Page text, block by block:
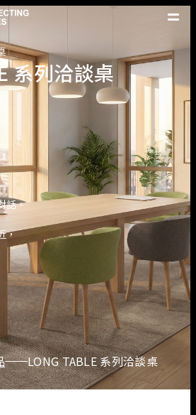
系列洽談桌
話。
，
LONG TABLE 系列洽談桌